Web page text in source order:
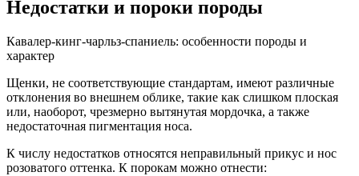
Недостатки и пороки породы
Кавалер-кинг-чарльз-спаниель: особенности породы и
характер
Щенки, не соответствующие стандартам, имеют различные
отклонения во внешнем облике, такие как слишком плоская
или, наоборот, чрезмерно вытянутая мордочка, а также
недостаточная пигментация носа.
К числу недостатков относятся неправильный прикус и нос
розоватого оттенка. К порокам можно отнести: